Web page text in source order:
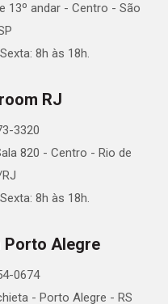
13º andar - Centro - São
8h às 18h.
RJ
3320
820 - Centro - Rio de
8h às 18h.
Porto Alegre
0674
- Porto Alegre - RS